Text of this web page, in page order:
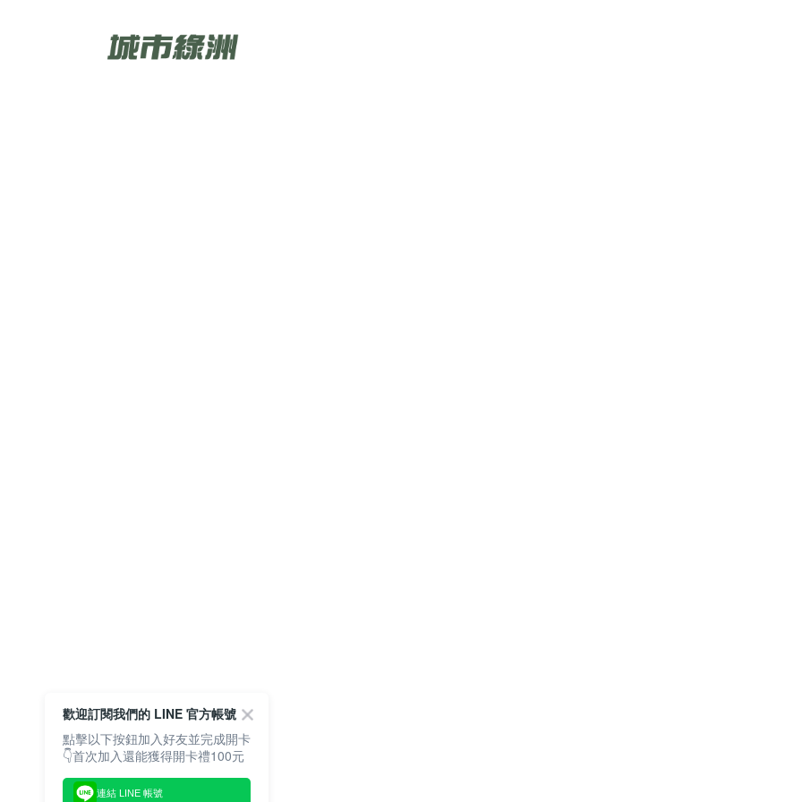
歡迎訂閱我們的 LINE 官方帳號
點擊以下按鈕加入好友並完成開卡
👇首次加入還能獲得開卡禮100元
連結 LINE 帳號